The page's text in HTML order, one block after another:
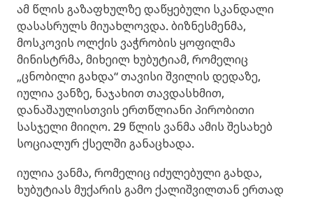
ამ წლის გაზაფხულზე დაწყებული სკანდალი
დასასრულს მიუახლოვდა. ბიზნესმენმა,
მოსკოვის ოლქის ვაჭრობის ყოფილმა
მინისტრმა, მიხეილ ხუბუტიამ, რომელიც
„ცნობილი გახდა“ თავისი შვილის დედაზე,
იულია ვანზე, ნაჯახით თავდასხმით,
დანაშაულისთვის ერთწლიანი პირობითი
სასჯელი მიიღო. 29 წლის ვანმა ამის შესახებ
სოციალურ ქსელში განაცხადა.
იულია ვანმა, რომელიც იძულებული გახდა,
ხუბუტიას მუქარის გამო ქალიშვილთან ერთად